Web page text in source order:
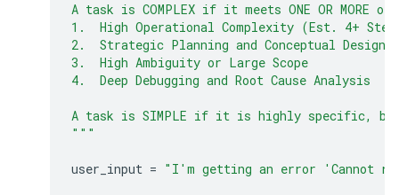
A task is COMPLEX if it meets ONE OR
1.  High Operational Complexity (Est. 4+
2.  Strategic Planning and Conceptual Design
3.  High Ambiguity or Large Scope
4.  Deep Debugging and Root Cause Analysis
A task is SIMPLE if it is highly specific,
"""
user_input = "I'm getting an error 'Cannot